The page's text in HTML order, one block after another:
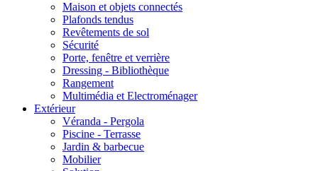
Maison et objets connectés
Plafonds tendus
Revêtements de sol
Sécurité
Porte, fenêtre et verrière
Dressing - Bibliothèque
Rangement
Multimédia et Electroménager
Extérieur
Véranda - Pergola
Piscine - Terrasse
Jardin & barbecue
Mobilier